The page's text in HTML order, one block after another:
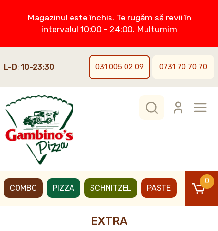
Magazinul este închis. Te rugăm să revii în
intervalul 10:00 - 24:00. Multumim
L-D: 10-23:30 031 005 02 09 0731 70 70 70
COMBO PIZZA SCHNITZEL PASTE BURGERI
0
EXTRA